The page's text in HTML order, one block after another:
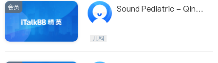
非盈利组织
泌尿科
风湿病
脊椎神经科
医生-其它
会员
Sound Pediatric - Qing
儿科